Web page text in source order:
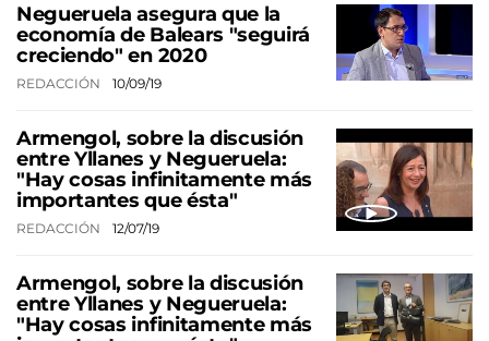
Negueruela asegura que la
economía de Balears "seguirá
creciendo" en 2020
REDACCIÓN 10/09/19
Armengol, sobre la discusión
entre Yllanes y Negueruela:
"Hay cosas infinitamente más
importantes que ésta"
REDACCIÓN 12/07/19
Armengol, sobre la discusión
entre Yllanes y Negueruela:
"Hay cosas infinitamente más